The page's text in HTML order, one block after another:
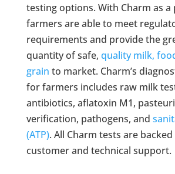
testing options. With Charm as a
farmers are able to meet
requirements and provide the
quantity of safe, quality milk,
grain to market. Charm’s
for farmers includes raw milk
antibiotics, aflatoxin M1,
verification, pathogens, and
(ATP). All Charm tests are
customer and technical support.